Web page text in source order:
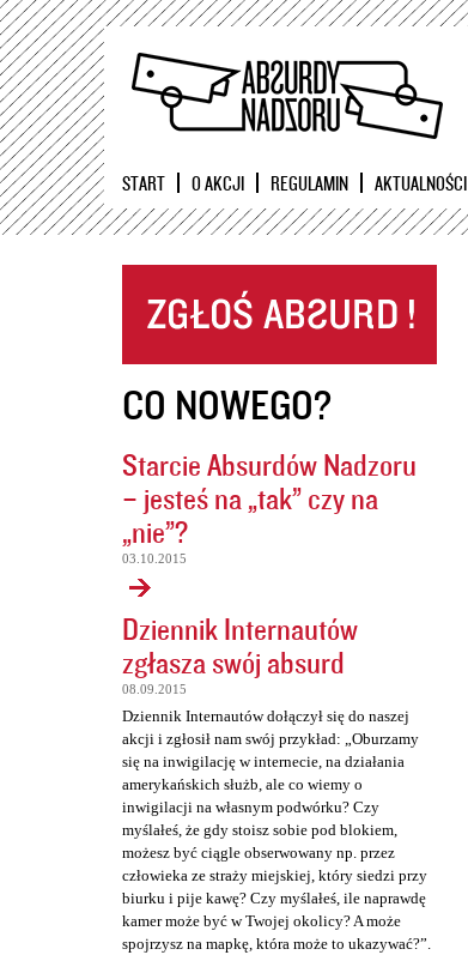
START O AKCJI REGULAMIN AKTUALNOŚCI
CO NOWEGO?
Starcie Absurdów Nadzoru
– jesteś na „tak” czy na
„nie”?
03.10.2015
Dziennik Internautów
zgłasza swój absurd
08.09.2015
Dziennik Internautów dołączył się do naszej
akcji i zgłosił nam swój przykład: „Oburzamy
się na inwigilację w internecie, na działania
amerykańskich służb, ale co wiemy o
inwigilacji na własnym podwórku? Czy
myślałeś, że gdy stoisz sobie pod blokiem,
możesz być ciągle obserwowany np. przez
człowieka ze straży miejskiej, który siedzi przy
biurku i pije kawę? Czy myślałeś, ile naprawdę
kamer może być w Twojej okolicy? A może
spojrzysz na mapkę, która może to ukazywać?”.